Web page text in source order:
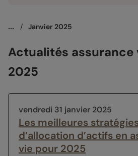
... / Janvier 2025
Actualités assurance
2025
vendredi 31 janvier 2025
Les meilleures
d’allocation d’actifs en
vie pour 2025